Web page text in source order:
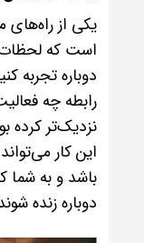
یکی از راه‌های
است که
دوباره تجربه
رابطه چه
نزدیک‌تر کرده
این کار
باشد و به
دوباره زنده